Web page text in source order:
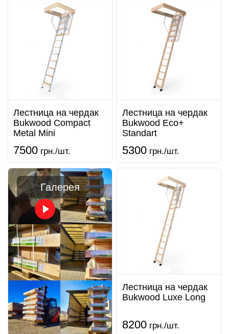
Лестница на чердак
Bukwood Compact
Metal Mini
7500 грн./шт.
Лестница на чердак
Bukwood Eco+
Standart
5300 грн./шт.
Галерея
Лестница на чердак
Bukwood Luxe Long
8200 грн./шт.